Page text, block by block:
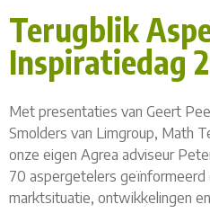
Terugblik
Inspiratiedag
Met presentaties van Geert
Smolders van Limgroup, Math
onze eigen Agrea adviseur
70 aspergetelers geïnformeerd
marktsituatie, ontwikkelingen